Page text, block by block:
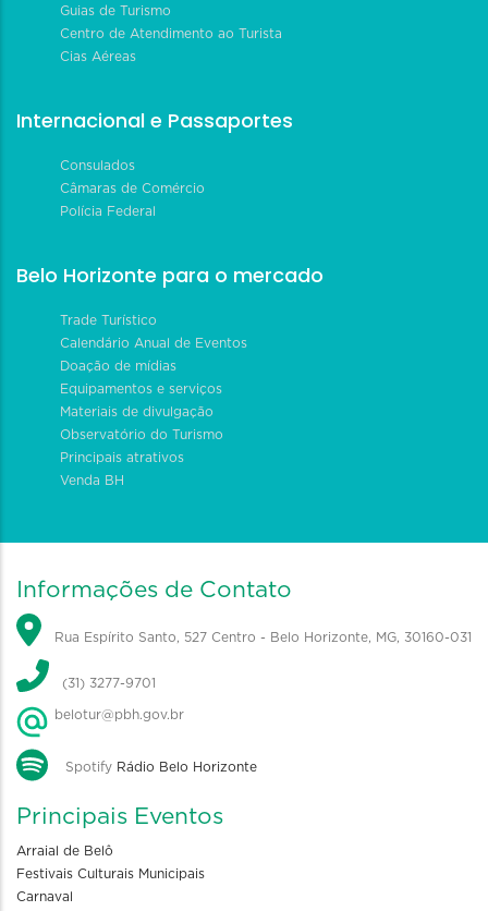
Guias de Turismo
Centro de Atendimento ao Turista
Cias Aéreas
Internacional e Passaportes
Consulados
Câmaras de Comércio
Polícia Federal
Belo Horizonte para o mercado
Trade Turístico
Calendário Anual de Eventos
Doação de mídias
Equipamentos e serviços
Materiais de divulgação
Observatório do Turismo
Principais atrativos
Venda BH
Informações de Contato
Rua Espírito Santo, 527 Centro - Belo Horizonte, MG, 30160-031
(31) 3277-9701
belotur@pbh.gov.br
Spotify Rádio Belo Horizonte
Principais Eventos
Arraial de Belô
Festivais Culturais Municipais
Carnaval